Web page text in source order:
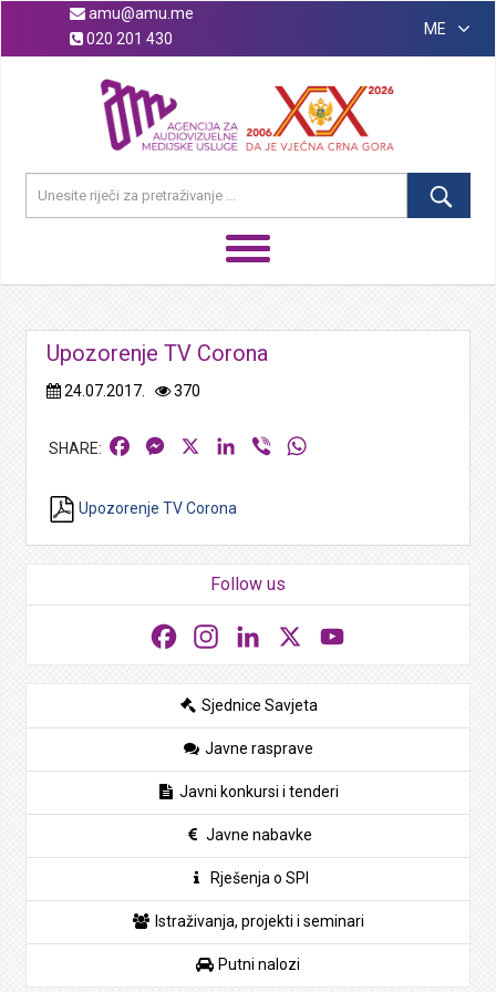
amu@amu.me
020 201 430
ME
Upozorenje TV Corona
24.07.2017. 370
FacebookMessengerLinkedIn
Viber
Upozorenje TV Corona
Follow us
FacebookInstagramLinkedIn
Sjednice Savjeta
Javne rasprave
Javni konkursi i tenderi
Javne nabavke
Rješenja o SPI
Istraživanja, projekti i seminari
Putni nalozi